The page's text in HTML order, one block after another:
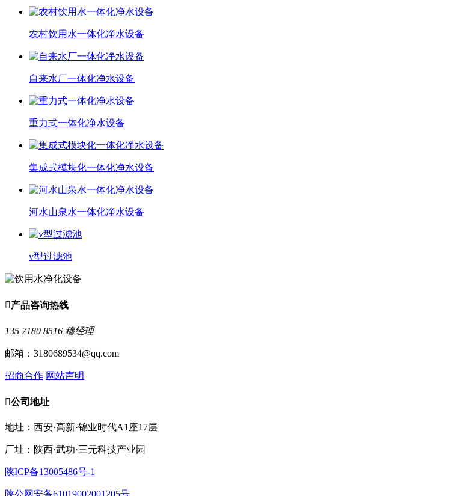
农村饮用水一体化净水设备
自来水厂一体化净水设备
重力式一体化净水设备
集成式模块化一体化净水设备
河水山泉水一体化净水设备
v型过滤池
产品咨询热线
135 7180 8516 穆经理
邮箱：3180689534@qq.com
招商合作 网站声明
公司地址
地址：西安·高新·锦业时代A1座17层
厂址：陕西·武功·三元科技产业园
陕ICP备13005486号-1